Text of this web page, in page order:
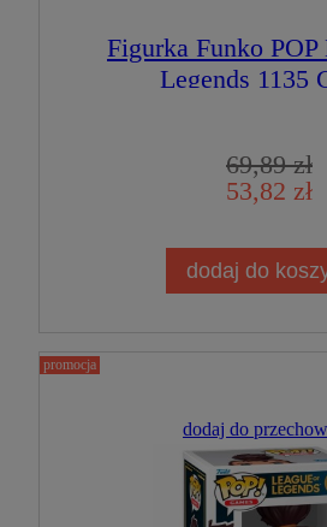
Figurka Funko POP
Legends 1135
69,89 zł
53,82 zł
dodaj do
dodaj do
promocja